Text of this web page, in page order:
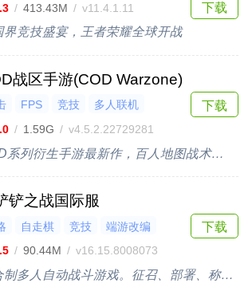
/ 413.43M / v11.4.1.11
界竞技盛宴，王者荣耀全球开战
下载
战区手游(COD Warzone)
FPS 竞技
多人联机
人称
/ 1.59G / v4.5.2.22729281
COD系列衍生手游最新作，百人地图战术竞技求生
下载
铲之战国际服
自走棋 竞技
端游改编
联机
/ 90.44M / v16.15.8008073
回合制多人自动战斗游戏。征召、部署、称霸！
下载